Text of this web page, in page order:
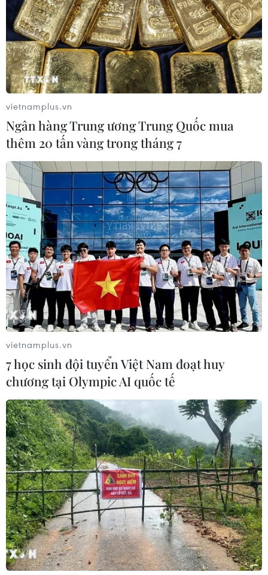
gian tới sẽ có những sáng tác mới hấp dẫn hơn,"
Họa sỹ Lương Xuân Đoàn nói.
Triển lãm 5 năm Điêu khắc toàn quốc diễn ra
tại Bảo tàng Hà Nội, đường Phạm Hùng, phường
Mễ Trì, quận Nam Từ Liêm, Hà Nội từ ngày 15/9
- 10/10/2023 và được trưng bày trực tuyến tại
wesite: http://ape.gov.vn./.
(TTXVN/Vietnam+)
#Điêu khắc toàn quốc
#Bộ Văn hóa
#Thể thao và Du lịch
#Tạ Quang Đông
Theo dõi VietnamPlus
TIN LIÊN QUAN
vietnamplus.vn
Ngân hàng Trung ương Trung Quốc mua
thêm 20 tấn vàng trong tháng 7
vietnamplus.vn
7 học sinh đội tuyển Việt Nam đoạt huy
chương tại Olympic AI quốc tế